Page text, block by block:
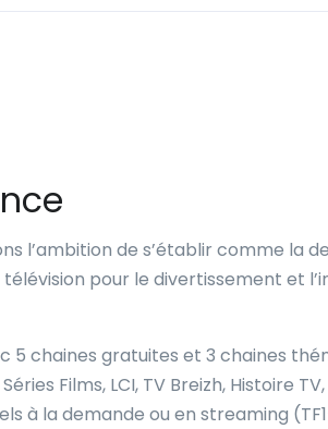
l’ambition de s’établir comme la
pour le divertissement et
5 chaines gratuites et 3 chaines
Films, LCI, TV Breizh, Histoire
à la demande ou en streaming